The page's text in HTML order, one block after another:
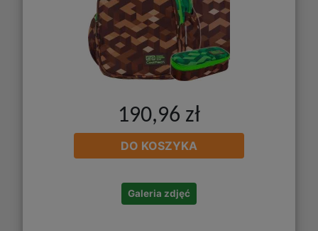
190,96 zł
DO KOSZYKA
Galeria zdjęć